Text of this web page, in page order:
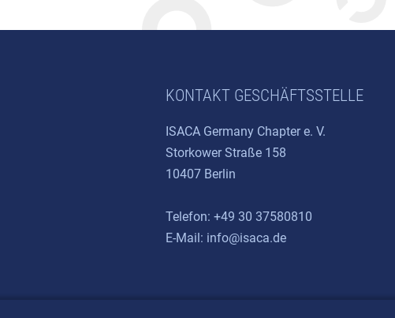
KONTAKT GESCHÄFTSSTELLE
ISACA Germany Chapter e. V.
Storkower Straße 158
10407 Berlin
Telefon: +49 30 37580810
E-Mail: info@isaca.de